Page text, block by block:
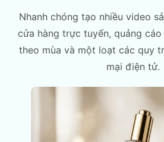
Nhanh chóng tạo nhiều video
cửa hàng trực tuyến, quảng
theo mùa và một loạt các quy
mại điện tử.